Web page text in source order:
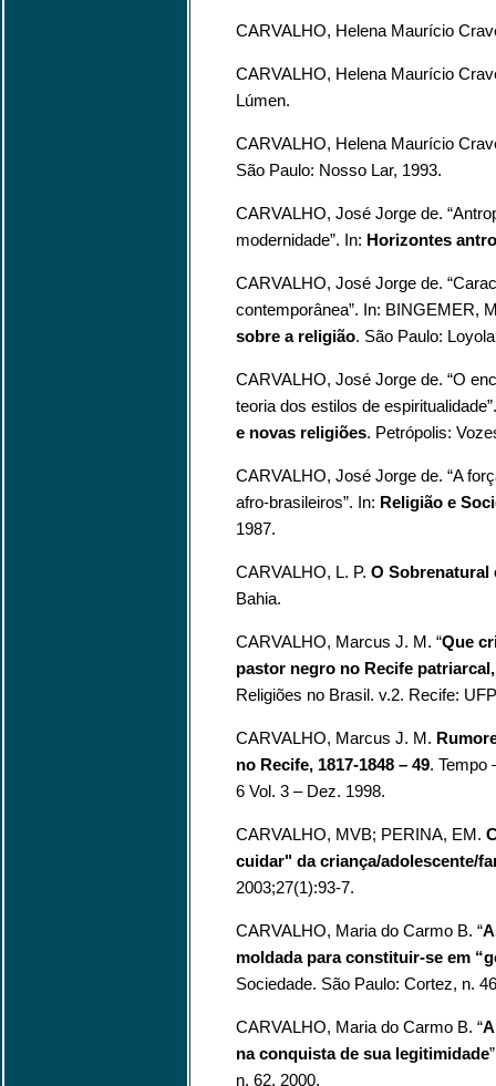
CARVALHO, Helena Maurício
CARVALHO, Helena Maurício
Lúmen.
CARVALHO, Helena Maurício
São Paulo: Nosso Lar, 1993.
CARVALHO, José Jorge de.
modernidade”. In: Horizontes
CARVALHO, José Jorge de.
contemporânea”. In: BINGEMER,
sobre a religião. São Paulo:
CARVALHO, José Jorge de. “O
teoria dos estilos de
e novas religiões. Petrópolis:
CARVALHO, José Jorge de. “A
afro-brasileiros”. In: Religião e
1987.
CARVALHO, L. P. O Sobrenatural
Bahia.
CARVALHO, Marcus J. M. “Que
pastor negro no Recife patriarcal,
Religiões no Brasil. v.2. Recife:
CARVALHO, Marcus J. M.
no Recife, 1817-1848 – 49. Tempo
6 Vol. 3 – Dez. 1998.
CARVALHO, MVB; PERINA, EM.
cuidar" da criança/adolescente/
2003;27(1):93-7.
CARVALHO, Maria do Carmo B. “
moldada para constituir-se em
Sociedade. São Paulo: Cortez, n.
CARVALHO, Maria do Carmo B. “
na conquista de sua legitimidade
n. 62, 2000.